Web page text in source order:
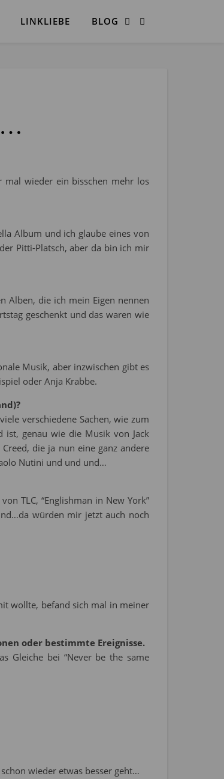
LINKLIEBE BLOG
mal wieder ein bisschen mehr los
Album und ich glaube eines von
Pitti-Platsch, aber da bin ich mir
Alben, die ich mein Eigen nennen
geschenkt und das waren wie
Musik, aber inzwischen gibt es
oder Anja Krabbe.
verschiedene Sachen, wie zum
ist, genau wie die Musik von Jack
die ja nun eine ganz andere
Nutini und und und…
TLC, “Englishman in New York”
würden mir jetzt auch noch
wollte, befand sich mal in meiner
oder bestimmte Ereignisse.
Gleiche bei “Never be the same
wieder etwas besser geht…